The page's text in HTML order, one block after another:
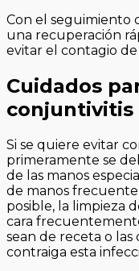
Con el seguimiento
una recuperación
evitar el contagio de
Cuidados
conjuntivitis
Si se quiere evitar
primeramente se
de las manos
de manos frecuente
posible, la limpieza
cara
sean de receta o
contraiga esta